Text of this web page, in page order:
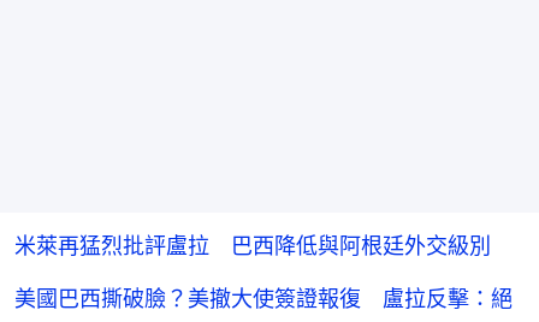
米萊再猛烈批評盧拉 巴西降低與阿根廷外交級別
美國巴西撕破臉？美撤大使簽證報復 盧拉反擊：絕